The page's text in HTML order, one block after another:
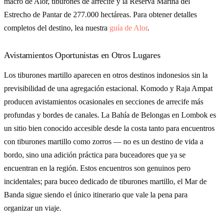
Estrecho de Pantar de 277.000 hectáreas. Para obtener detalles
completos del destino, lea nuestra guía de Alor.
Avistamientos Oportunistas en Otros Lugares
Los tiburones martillo aparecen en otros destinos indonesios sin la
previsibilidad de una agregación estacional. Komodo y Raja Ampat
producen avistamientos ocasionales en secciones de arrecife más
profundas y bordes de canales. La Bahía de Belongas en Lombok es
un sitio bien conocido accesible desde la costa tanto para encuentros
con tiburones martillo como zorros — no es un destino de vida a
bordo, sino una adición práctica para buceadores que ya se
encuentran en la región. Estos encuentros son genuinos pero
incidentales; para buceo dedicado de tiburones martillo, el Mar de
Banda sigue siendo el único itinerario que vale la pena para
organizar un viaje.